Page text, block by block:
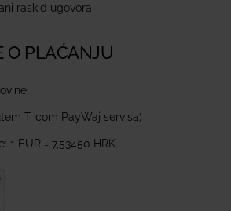
raskid ugovora
O PLAĆANJU
T-com PayWaj servisa)
1 EUR = 7,53450 HRK